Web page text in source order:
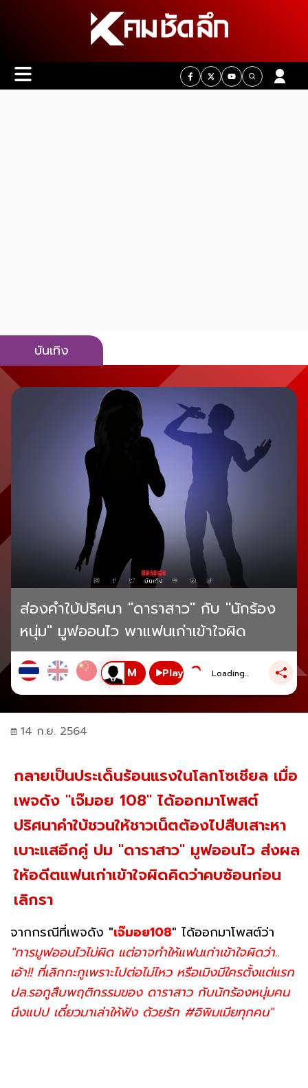
บันเทิง
ส่องคำใบ้ปริศนา "ดาราสาว" กับ "นักร้อง
หนุ่ม" มูฟออนไว พาแฟนเก่าเข้าใจผิด
Play Loading...
14 ก.ย. 2564
กลายเป็นประเด็นร้อนแรงในโลกโซเชียล เมื่อ
เพจดัง "เจ๊มอย 108" ได้ออกมาโพสต์
ปริศนาคำใบ้ชวนให้ชาวเน็ตต้องไปสืบเสาะหา
เบาะแสอีกคู่ ปม "ดาราสาว" มูฟออนไว ส่งผล
ให้อดีตแฟนเก่าเข้าใจผิดคิดว่าคบซ้อนก่อน
เลิกรา
จากกรณีที่เพจดัง "เจ๊มอย108" ได้ออกมาโพสต์ว่า
"การมูฟออนไวไม่ผิด แต่อาจทำให้แฟนเก่าเข้าใจผิดว่า..
เอ้า!! ที่เลิกกะกูเพราะไปต่อไม่ไหว หรือเมิงมีใครตั้งแต่แรก
ปล.รอกูสืบพฤติกรรมของ ดาราสาว กับนักร้องหนุ่มคน
นึงแปป เดี๋ยวมาเล่าให้ฟัง ด้วยรัก #อิพิมเมียทุกคน"